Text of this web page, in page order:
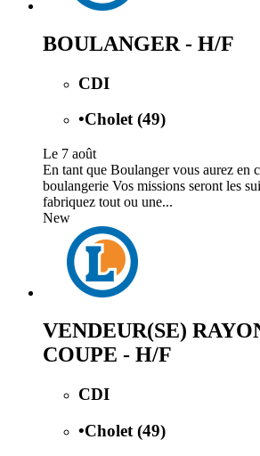
BOULANGER - H/F
CDI
•Cholet (49)
Le 7 août
En tant que Boulanger vous aurez en
boulangerie Vos missions seront les
fabriquez tout ou une...
New
VENDEUR(SE)
COUPE - H/F
CDI
•Cholet (49)